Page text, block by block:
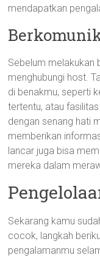
mendapatkan
Sebelum melakukan
menghubungi host.
di benakmu, seperti
tertentu, atau
dengan senang hati
memberikan
lancar juga bisa
mereka dalam
Sekarang kamu
cocok, langkah
pengalamanmu